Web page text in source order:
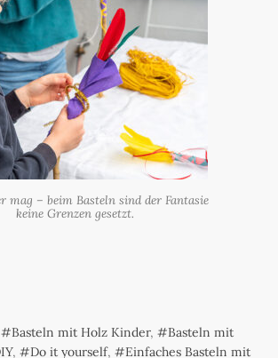
mag – beim Basteln sind der Fantasie
keine Grenzen gesetzt.
Basteln mit Holz Kinder,
Basteln mit
, Do it yourself,
Einfaches Basteln mit